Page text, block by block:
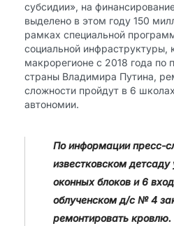
субсидии», на
выделено в этом году 150
рамках специальной
социальной инфраструктуры,
макрорегионе с 2018 года по
страны Владимира Путина,
сложности пройдут в 6
автономии.
По информации пресс-
известковском
оконных блоков и 6
облученском д/с № 4
ремонтировать